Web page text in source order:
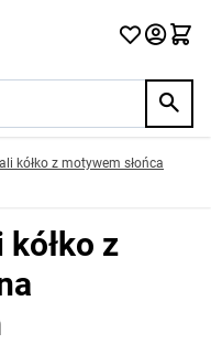
kółko z motywem słońca
z